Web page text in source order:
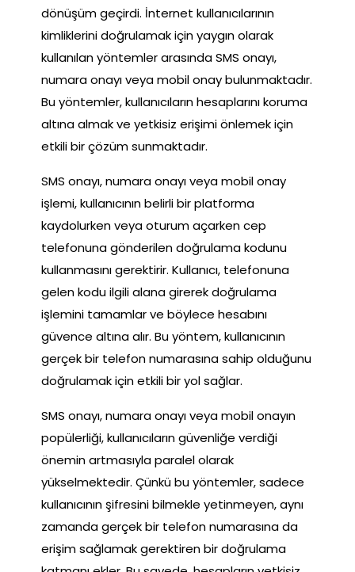
dönüşüm geçirdi. İnternet kullanıcılarının
kimliklerini doğrulamak için yaygın olarak
kullanılan yöntemler arasında SMS onayı,
numara onayı veya mobil onay bulunmaktadır.
Bu yöntemler, kullanıcıların hesaplarını koruma
altına almak ve yetkisiz erişimi önlemek için
etkili bir çözüm sunmaktadır.
SMS onayı, numara onayı veya mobil onay
işlemi, kullanıcının belirli bir platforma
kaydolurken veya oturum açarken cep
telefonuna gönderilen doğrulama kodunu
kullanmasını gerektirir. Kullanıcı, telefonuna
gelen kodu ilgili alana girerek doğrulama
işlemini tamamlar ve böylece hesabını
güvence altına alır. Bu yöntem, kullanıcının
gerçek bir telefon numarasına sahip olduğunu
doğrulamak için etkili bir yol sağlar.
SMS onayı, numara onayı veya mobil onayın
popülerliği, kullanıcıların güvenliğe verdiği
önemin artmasıyla paralel olarak
yükselmektedir. Çünkü bu yöntemler, sadece
kullanıcının şifresini bilmekle yetinmeyen, aynı
zamanda gerçek bir telefon numarasına da
erişim sağlamak gerektiren bir doğrulama